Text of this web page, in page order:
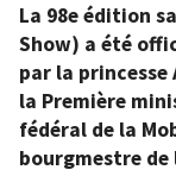
La 98e édition
Show) a été
par la
la Première
fédéral de la
bourgmestre de